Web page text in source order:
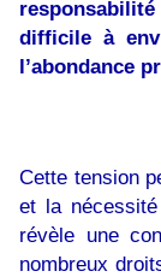
difficile à
l’abondance
Cette tension
et la nécessité
révèle une
nombreux